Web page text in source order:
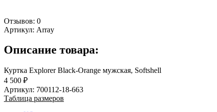
Отзывов: 0
Артикул: Array
Описание товара:
Куртка Explorer Black-Orange мужская, Softshell
4 500 ₽
Артикул: 700112-18-663
Таблица размеров